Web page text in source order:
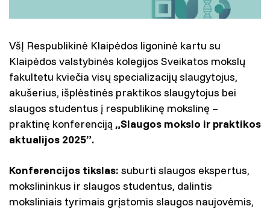
VšĮ Respublikinė Klaipėdos ligoninė kartu su
Klaipėdos valstybinės kolegijos Sveikatos mokslų
fakultetu kviečia visų specializacijų slaugytojus,
akušerius, išplėstinės praktikos slaugytojus bei
slaugos studentus į respublikinę mokslinę –
praktinę konferenciją „Slaugos mokslo ir praktikos
aktualijos 2025”.
Konferencijos tikslas: suburti slaugos ekspertus,
mokslininkus ir slaugos studentus, dalintis
moksliniais tyrimais grįstomis slaugos naujovėmis,